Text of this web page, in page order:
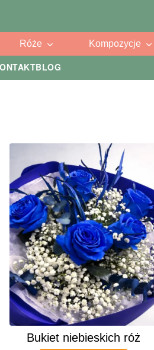
BLOG
Róże Kompozycje
Bukiet niebieskich róż